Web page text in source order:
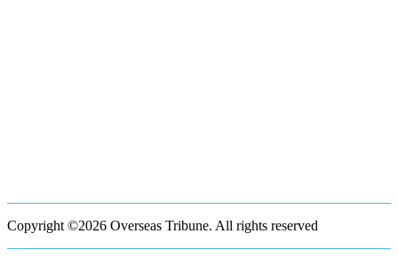
Copyright ©2026 Overseas Tribune. All rights reserved